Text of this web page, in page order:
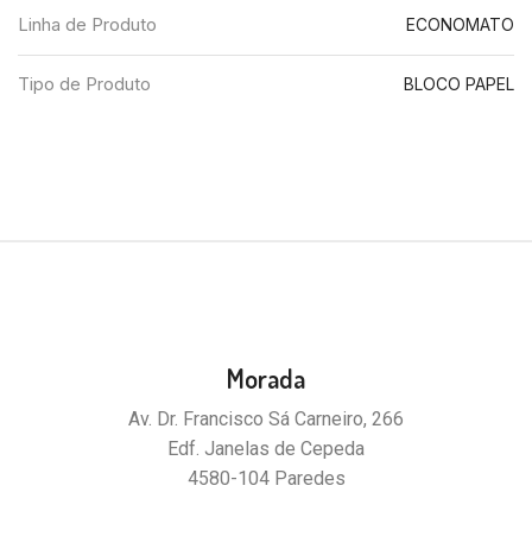
Linha de Produto ECONOMATO
Tipo de Produto BLOCO PAPEL
Morada
Av. Dr. Francisco Sá Carneiro, 266
Edf. Janelas de Cepeda
4580-104 Paredes